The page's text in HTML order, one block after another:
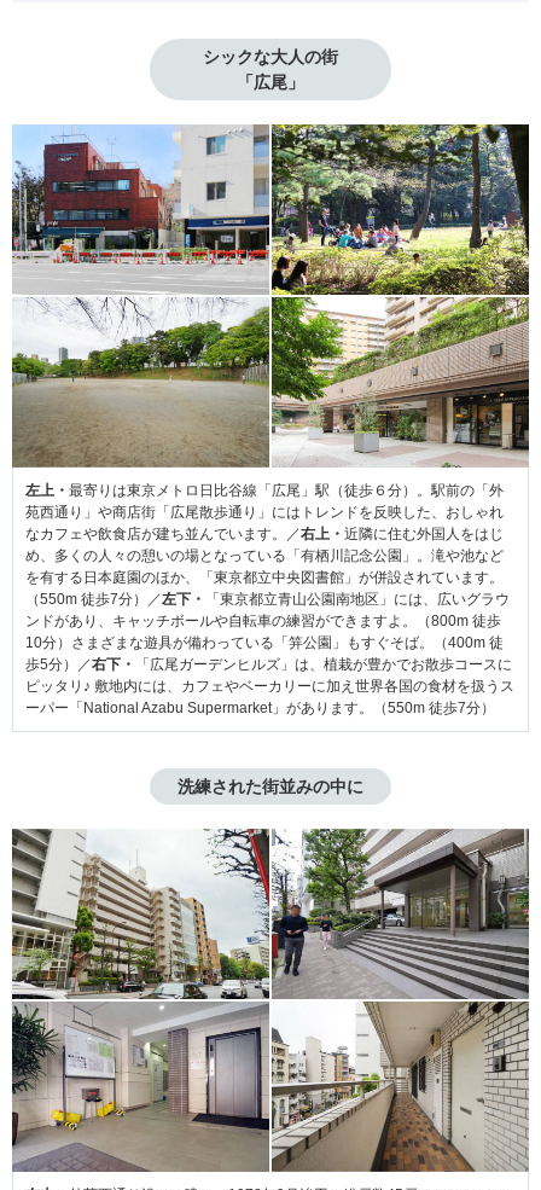
シックな大人の街
「広尾」
左上・ 最寄りは東京メトロ日比谷線「広尾」駅（徒歩６分）。駅前の「外
苑西通り」や商店街「広尾散歩通り」にはトレンドを反映した、おしゃれ
なカフェや飲食店が建ち並んでいます。／右上・ 近隣に住む外国人をはじ
め、多くの人々の憩いの場となっている「有栖川記念公園」。滝や池など
を有する日本庭園のほか、「東京都立中央図書館」が併設されています。
（550m 徒歩7分）／左下・
「東京都立青山公園南地区」には、広いグラウ
ンドがあり、キャッチボールや自転車の練習ができますよ。（800m 徒歩
10分）さまざまな遊具が備わっている「笄公園」もすぐそば。（400m 徒
歩5分）／右下・
「広尾ガーデンヒルズ」は、植栽が豊かでお散歩コースに
ピッタリ♪ 敷地内には、カフェやベーカリーに加え世界各国の食材を扱うス
ーパー「National Azabu Supermarket」があります。（550m 徒歩7分）
洗練された街並みの中に